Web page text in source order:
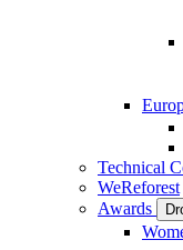
Technical
WeReforest
Awards